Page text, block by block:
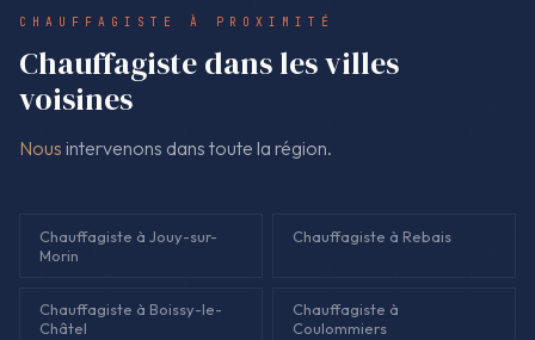
CHAUFFAGISTE À PROXIMITÉ
Chauffagiste dans les villes
voisines
Nous intervenons dans toute la région.
Chauffagiste à Jouy-sur-
Morin
Chauffagiste à Rebais
Chauffagiste à Boissy-le-
Châtel
Chauffagiste à
Coulommiers